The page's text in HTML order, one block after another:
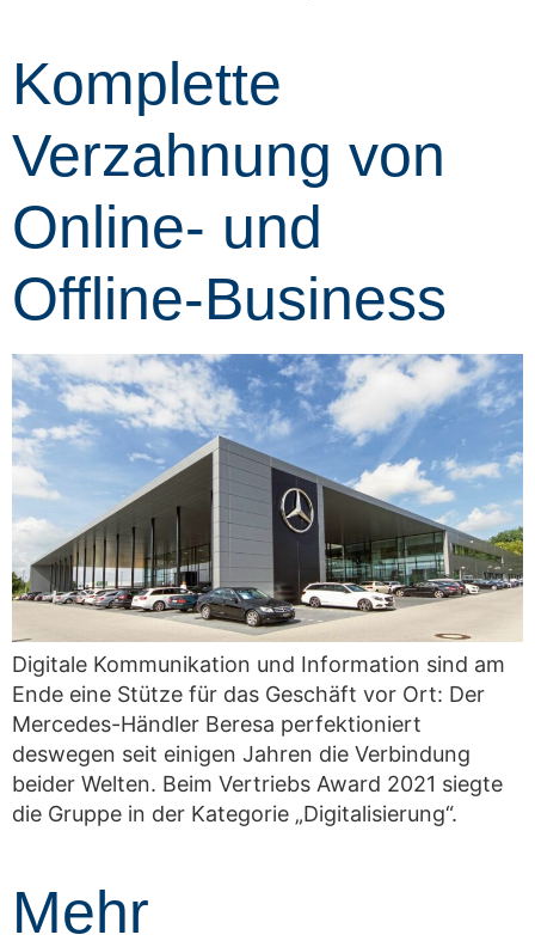
Komplette
Verzahnung von
Online- und
Offline-Business
Digitale Kommunikation und Information sind am
Ende eine Stütze für das Geschäft vor Ort: Der
Mercedes-Händler Beresa perfektioniert
deswegen seit einigen Jahren die Verbindung
beider Welten. Beim Vertriebs Award 2021 siegte
die Gruppe in der Kategorie „Digitalisierung“.
Mehr